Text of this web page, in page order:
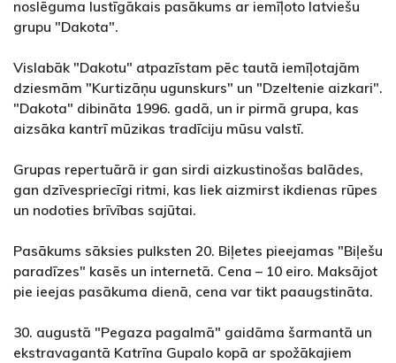
noslēguma lustīgākais pasākums ar iemīļoto latviešu
grupu "Dakota".
Vislabāk "Dakotu" atpazīstam pēc tautā iemīļotajām
dziesmām "Kurtizāņu ugunskurs" un "Dzeltenie aizkari".
"Dakota" dibināta 1996. gadā, un ir pirmā grupa, kas
aizsāka kantrī mūzikas tradīciju mūsu valstī.
Grupas repertuārā ir gan sirdi aizkustinošas balādes,
gan dzīvespriecīgi ritmi, kas liek aizmirst ikdienas rūpes
un nodoties brīvības sajūtai.
Pasākums sāksies pulksten 20. Biļetes pieejamas "Biļešu
paradīzes" kasēs un internetā. Cena – 10 eiro. Maksājot
pie ieejas pasākuma dienā, cena var tikt paaugstināta.
30. augustā "Pegaza pagalmā" gaidāma šarmantā un
ekstravagantā Katrīna Gupalo kopā ar spožākajiem